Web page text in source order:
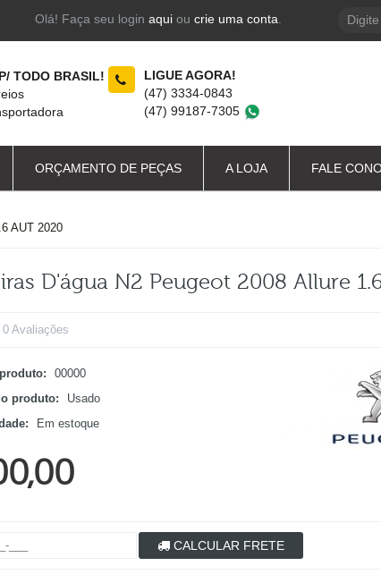
Olá! Faça seu login aquiou crie uma conta
TODO BRASIL!
LIGUE AGORA!
(47) 3334-0843
(47) 99187-7305
ORÇAMENTO DE PEÇAS A LOJA FALE
AUT 2020
D'água N2 Peugeot 2008 Allure
0 Avaliações
00000
produto:
Usado
Em estoque
CALCULAR FRETE